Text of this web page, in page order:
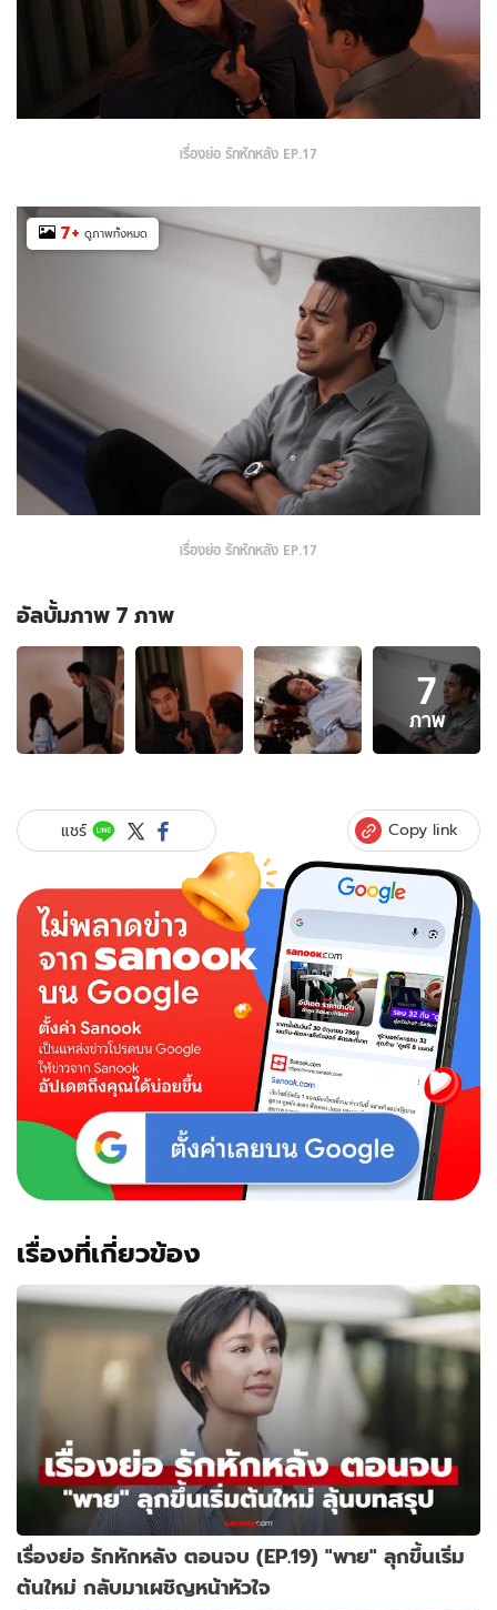
เรื่องย่อ รักหักหลัง EP.17
7+ ดูภาพทั้งหมด
เรื่องย่อ รักหักหลัง EP.17
อัลบั้มภาพ 7 ภาพ
อัลบั้ม
ภาพ
ของ
รัก
หัก
EP.17
ปั้น-
พาย
ความ
สัมพันธ์
วิกฤต
โศกนาฏกรรม
7
ภาพ
แชร์ Copy link
เรื่องที่เกี่ยวข้อง
เรื่องย่อ รักหักหลัง ตอนจบ (EP.19) "พาย" ลุกขึ้นเริ่ม
ต้นใหม่ กลับมาเผชิญหน้าหัวใจ